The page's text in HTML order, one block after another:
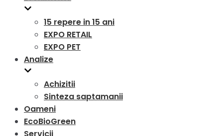
15 repere in 15 ani
EXPO RETAIL
EXPO PET
Analize
Achizitii
Sinteza saptamanii
Oameni
EcoBioGreen